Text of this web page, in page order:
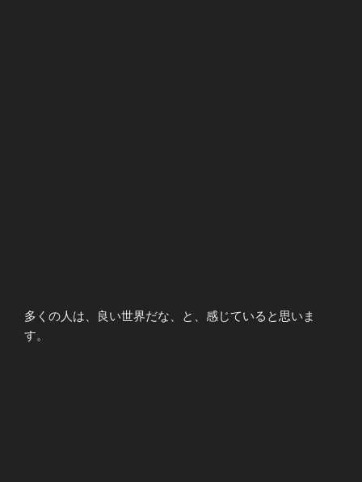
多くの人は、良い世界だな、と、感じていると思いま
す。